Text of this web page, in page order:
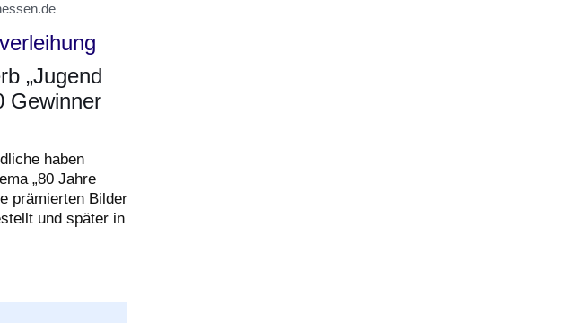
„Jugend
Gewinner
haben
„80 Jahre
prämierten Bilder
und später in